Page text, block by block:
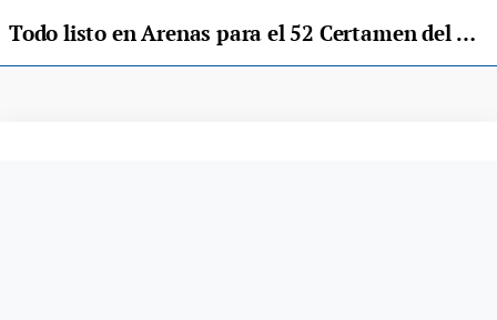
Todo listo en Arenas para el 52 Certamen del Queso Cabrales